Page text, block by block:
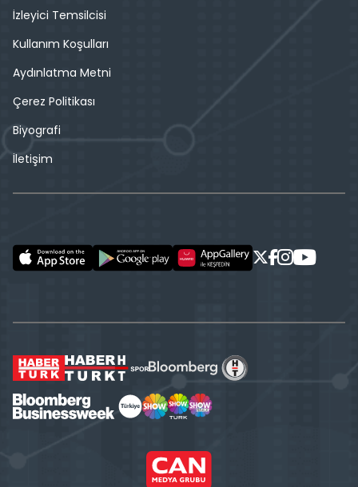
İzleyici Temsilcisi
Kullanım Koşulları
Aydınlatma Metni
Çerez Politikası
Biyografi
İletişim